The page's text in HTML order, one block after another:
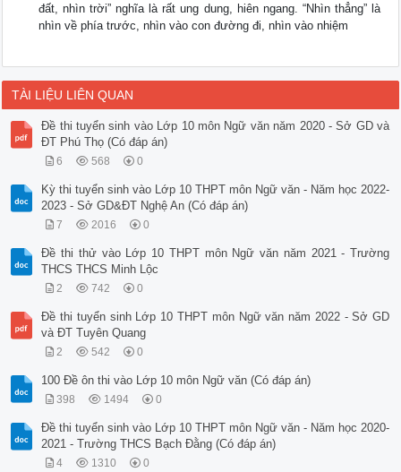
đất, nhìn trời” nghĩa là rất ung dung, hiên ngang. “Nhìn thẳng” là
nhìn về phía trước, nhìn vào con đường đi, nhìn vào nhiệm
TÀI LIỆU LIÊN QUAN
Đề thi tuyển sinh vào Lớp 10 môn Ngữ văn năm 2020 - Sở GD và
ĐT Phú Thọ (Có đáp án)
6 568 0
Kỳ thi tuyển sinh vào Lớp 10 THPT môn Ngữ văn - Năm học 2022-
2023 - Sở GD&ĐT Nghệ An (Có đáp án)
7 2016 0
Đề thi thử vào Lớp 10 THPT môn Ngữ văn năm 2021 - Trường
THCS THCS Minh Lộc
2 742 0
Đề thi tuyển sinh Lớp 10 THPT môn Ngữ văn năm 2022 - Sở GD
và ĐT Tuyên Quang
2 542 0
100 Đề ôn thi vào Lớp 10 môn Ngữ văn (Có đáp án)
398 1494 0
Đề thi tuyển sinh vào Lớp 10 THPT môn Ngữ văn - Năm học 2020-
2021 - Trường THCS Bạch Đằng (Có đáp án)
4 1310 0